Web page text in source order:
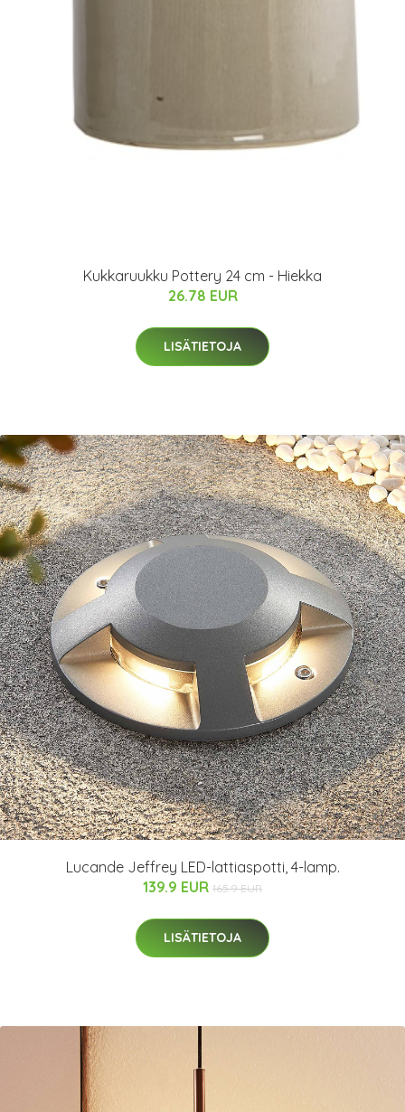
Kukkaruukku Pottery 24 cm - Hiekka
26.78 EUR
LISÄTIETOJA
Lucande Jeffrey LED-lattiaspotti, 4-lamp.
139.9 EUR 165.9 EUR
LISÄTIETOJA